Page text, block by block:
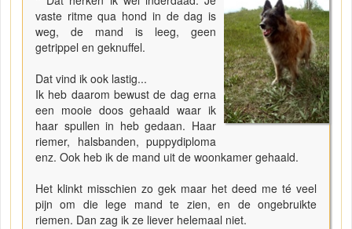
vaste ritme qua hond in de dag is
weg, de mand is leeg, geen
getrippel en geknuffel.
Dat vind ik ook lastig...
Ik heb daarom bewust de dag erna
een mooie doos gehaald waar ik
haar spullen in heb gedaan. Haar
riemer, halsbanden, puppydiploma
enz. Ook heb ik de mand uit de woonkamer gehaald.
Het klinkt misschien zo gek maar het deed me té veel
pijn om die lege mand te zien, en de ongebruikte
riemen. Dan zag ik ze liever helemaal niet.